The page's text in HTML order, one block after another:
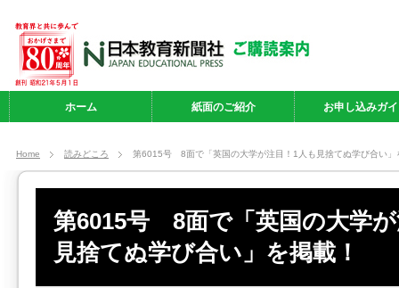
ホーム 紙面のご紹介 お申し込みガ
Home 読みどころ 第6015号 8面で「英国の大学が注目！1人も見捨てぬ学び合い」
第6015号 8面で「英国の大学
見捨てぬ学び合い」を掲載！